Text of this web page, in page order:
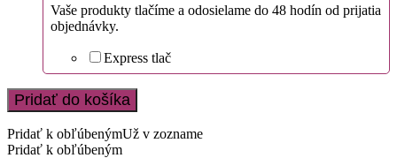
Vaše produkty tlačíme a odosielame do 48 hodín od prijatia
objednávky.
Express tlač
Pridať do košíka
Pridať k obľúbenýmUž v zozname
Pridať k obľúbeným